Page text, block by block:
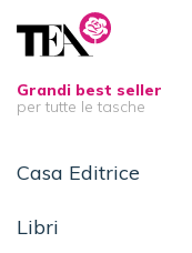
Grandi best seller
per tutte le tasche
Casa Editrice
Libri